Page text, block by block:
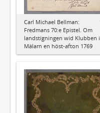
Carl Michael Bellman:
Fredmans 70:e Epistel. Om
landstigningen wid Klubben i
Mälarn en höst-afton 1769